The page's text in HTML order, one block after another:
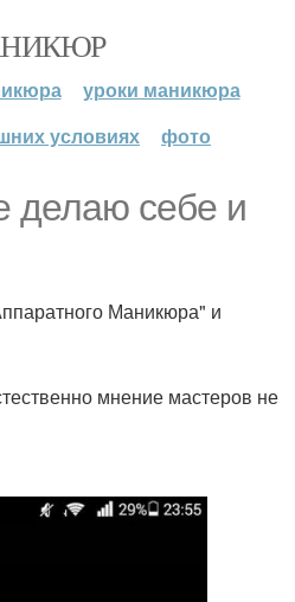
уроки маникюра
условиях
фото
делаю себе и
Маникюра" и
мнение мастеров не